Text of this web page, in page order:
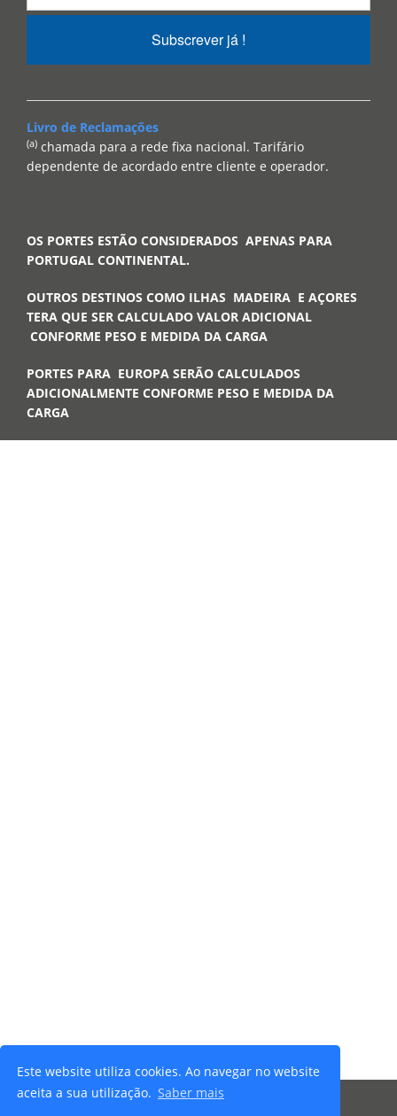
Este website utiliza cookies. Ao navegar no website
aceita a sua utilização. Saber mais
Subscrever já !
Livro de Reclamações
(a) chamada para a rede fixa nacional. Tarifário
dependente de acordado entre cliente e operador.
OS PORTES ESTÃO CONSIDERADOS APENAS PARA
PORTUGAL CONTINENTAL.
OUTROS DESTINOS COMO ILHAS MADEIRA E AÇORES
TERA QUE SER CALCULADO VALOR ADICIONAL
CONFORME PESO E MEDIDA DA CARGA
PORTES PARA EUROPA SERÃO CALCULADOS
ADICIONALMENTE CONFORME PESO E MEDIDA DA
CARGA